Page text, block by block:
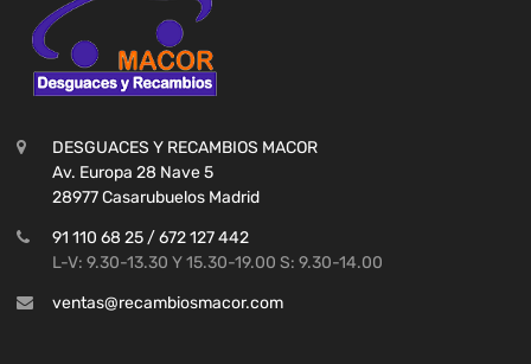
DESGUACES Y RECAMBIOS MACOR
Av. Europa 28 Nave 5
28977 Casarubuelos Madrid
91 110 68 25 / 672 127 442
L-V: 9.30-13.30 Y 15.30-19.00 S: 9.30-14.00
ventas@recambiosmacor.com